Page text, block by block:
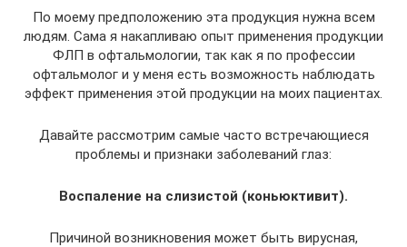
По моему предположению эта продукция нужна всем
людям. Сама я накапливаю опыт применения продукции
ФЛП в офтальмологии, так как я по профессии
офтальмолог и у меня есть возможность наблюдать
эффект применения этой продукции на моих пациентах.
Давайте рассмотрим самые часто встречающиеся
проблемы и признаки заболеваний глаз:
Воспаление на слизистой (коньюктивит).
Причиной возникновения может быть вирусная,